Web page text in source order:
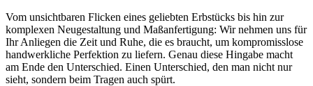
Vom unsichtbaren Flicken eines geliebten Erbstücks bis hin zur
komplexen Neugestaltung und Maßanfertigung: Wir nehmen uns für
Ihr Anliegen die Zeit und Ruhe, die es braucht, um kompromisslose
handwerkliche Perfektion zu liefern. Genau diese Hingabe macht
am Ende den Unterschied. Einen Unterschied, den man nicht nur
sieht, sondern beim Tragen auch spürt.